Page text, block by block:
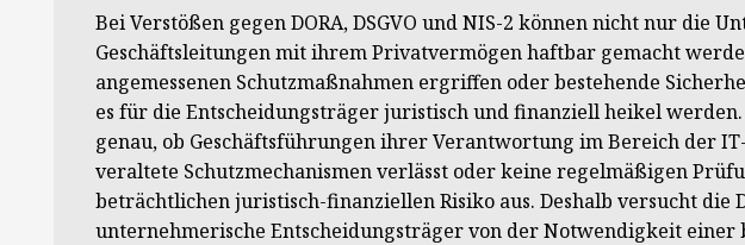
Bei Verstößen gegen DORA, DSGVO und NIS-2 können nicht nur die
Geschäftsleitungen mit ihrem Privatvermögen haftbar gemacht
angemessenen Schutzmaßnahmen ergriffen oder bestehende
es für die Entscheidungsträger juristisch und finanziell heikel
genau, ob Geschäftsführungen ihrer Verantwortung im Bereich der
veraltete Schutzmechanismen verlässt oder keine regelmäßigen
beträchtlichen juristisch-finanziellen Risiko aus. Deshalb versucht die
unternehmerische Entscheidungsträger von der Notwendigkeit einer